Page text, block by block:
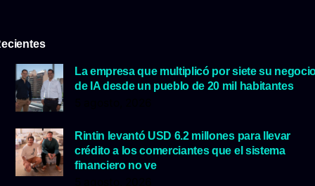
La empresa que multiplicó por siete su
de IA desde un pueblo de 20 mil habitantes
Rintin levantó USD 6.2 millones para llevar
crédito a los comerciantes que el sistema
financiero no ve